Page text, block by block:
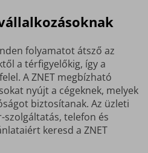
folyamatot átsző az
a térfigyelőkig, így a
A ZNET megbízható
nyújt a cégeknek, melyek
biztosítanak. Az üzleti
telefon és
keresd a ZNET